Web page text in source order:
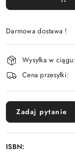
Darmowa dostawa !
Dostępność
i
dostawa
Wysyłka w ciągu:
Cena przesyłki:
Zadaj pytanie
ISBN: